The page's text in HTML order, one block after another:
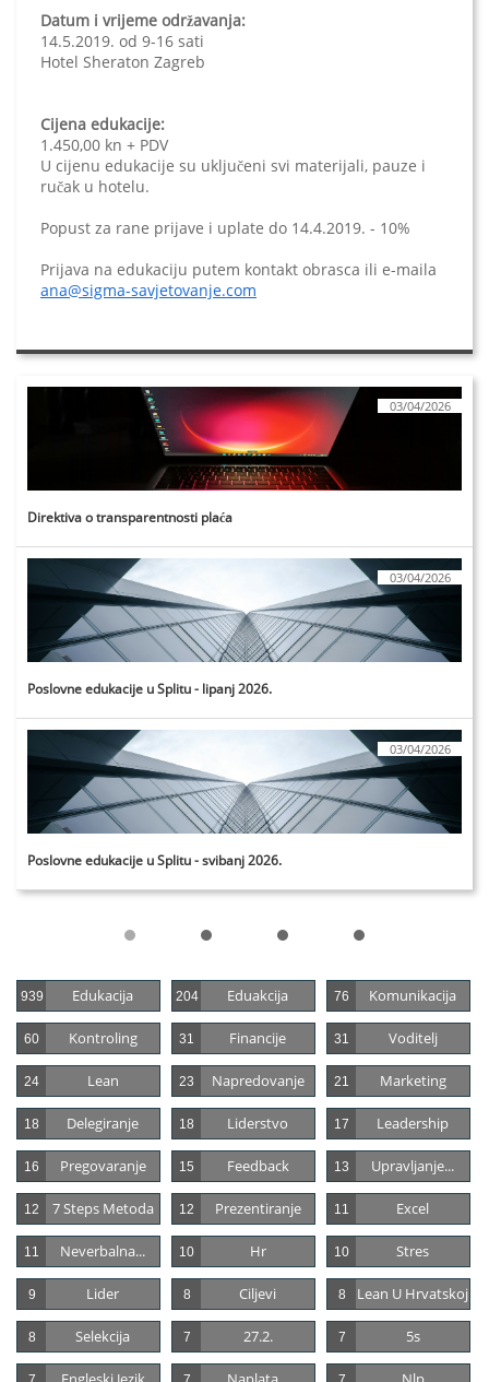
Datum i vrijeme održavanja:
14.5.2019. od 9-16 sati
Hotel Sheraton Zagreb
Cijena edukacije:
1.450,00 kn + PDV
U cijenu edukacije su uključeni svi materijali, pauze i
ručak u hotelu.
Popust za rane prijave i uplate do 14.4.2019. - 10%
Prijava na edukaciju putem kontakt obrasca ili e-maila
ana@sigma-savjetovanje.com
Direktiva o transparentnosti plaća
03/04/2026
Poslovne edukacije u Splitu - lipanj 2026.
03/04/2026
Poslovne edukacije u Splitu - svibanj 2026.
03/04/2026
Edukacija
939 Eduakcija
204 Komunikacija
76
Kontroling
60 Financije
31 Voditelj
31
Lean
24 Napredovanje
23 Marketing
21
Delegiranje
18 Liderstvo
18 Leadership
17
Pregovaranje
16 Feedback
15 Upravljanje...
13
7 Steps Metoda
12 Prezentiranje
12 Excel
11
Neverbalna...
11 Hr
10 Stres
10
Lider
9 Ciljevi
8 Lean U Hrvatskoj
8
Selekcija
8 27.2.
7 5s
7